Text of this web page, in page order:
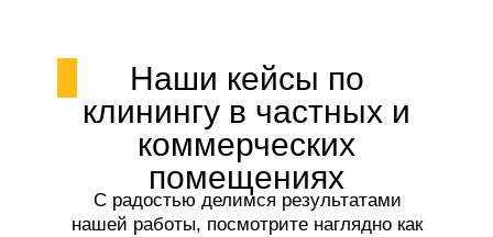
Наши кейсы по
клинингу в частных и
коммерческих
помещениях
С радостью делимся результатами
нашей работы, посмотрите наглядно как